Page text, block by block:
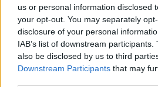
us or personal information disclosed
your opt-out. You may separately
disclosure of your personal
IAB’s list of downstream
also be disclosed by us to third
Downstream Participants that may